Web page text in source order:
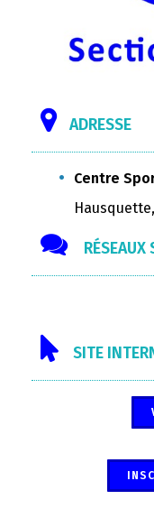
ADRESSE
Centre
RÉSEAUX
SITE